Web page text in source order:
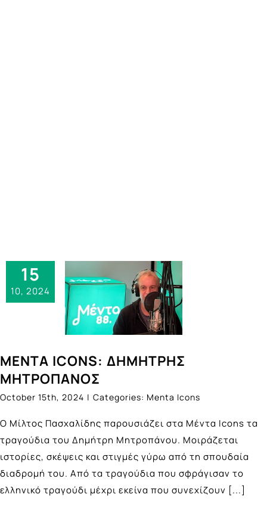
15
10, 2024
ΜΕΝΤΑ ICONS: ΔΗΜΗΤΡΗΣ
ΜΗΤΡΟΠΑΝΟΣ
October 15th, 2024 | Categories: Menta Icons
Ο Μίλτος Πασχαλίδης παρουσιάζει στα Μέντα Icons τα
τραγούδια του Δημήτρη Μητροπάνου. Μοιράζεται
ιστορίες, σκέψεις και στιγμές γύρω από τη σπουδαία
διαδρομή του. Από τα τραγούδια που σφράγισαν το
ελληνικό τραγούδι μέχρι εκείνα που συνεχίζουν [...]